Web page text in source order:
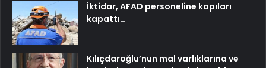
İktidar, AFAD personeline kapıları
kapattı…
Kılıçdaroğlu’nun mal varlıklarına ve